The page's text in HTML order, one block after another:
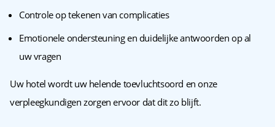
Controle op tekenen van complicaties
Emotionele ondersteuning en duidelijke antwoorden op al
uw vragen
Uw hotel wordt uw helende toevluchtsoord en onze
verpleegkundigen zorgen ervoor dat dit zo blijft.